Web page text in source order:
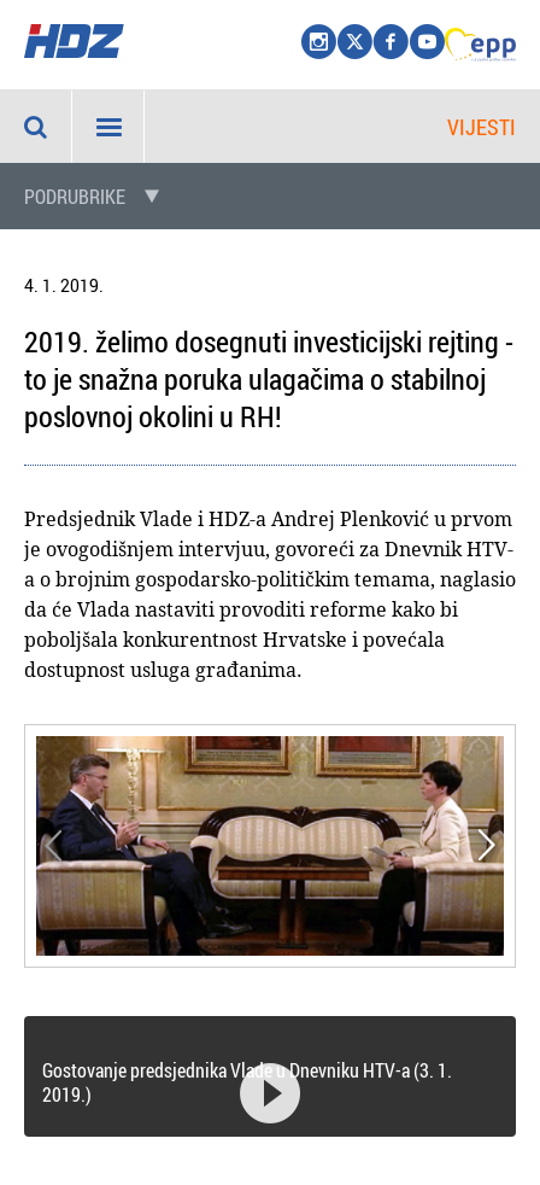
VIJESTI
PODRUBRIKE
4. 1. 2019.
2019. želimo dosegnuti investicijski rejting -
to je snažna poruka ulagačima o stabilnoj
poslovnoj okolini u RH!
Predsjednik Vlade i HDZ-a Andrej Plenković u prvom
je ovogodišnjem intervjuu, govoreći za Dnevnik HTV-
a o brojnim gospodarsko-političkim temama, naglasio
da će Vlada nastaviti provoditi reforme kako bi
poboljšala konkurentnost Hrvatske i povećala
dostupnost usluga građanima.



Gostovanje predsjednika Vlade u Dnevniku HTV-a (3. 1.
2019.)